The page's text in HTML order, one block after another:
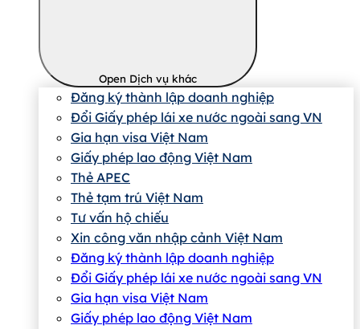
Open Dịch vụ khác
Đăng ký thành lập doanh nghiệp
Đổi Giấy phép lái xe nước ngoài sang VN
Gia hạn visa Việt Nam
Giấy phép lao động Việt Nam
Thẻ APEC
Thẻ tạm trú Việt Nam
Tư vấn hộ chiếu
Xin công văn nhập cảnh Việt Nam
Đăng ký thành lập doanh nghiệp
Đổi Giấy phép lái xe nước ngoài sang VN
Gia hạn visa Việt Nam
Giấy phép lao động Việt Nam